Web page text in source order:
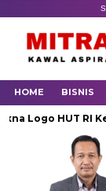
HOME BISNIS
HUT RI Ke-80